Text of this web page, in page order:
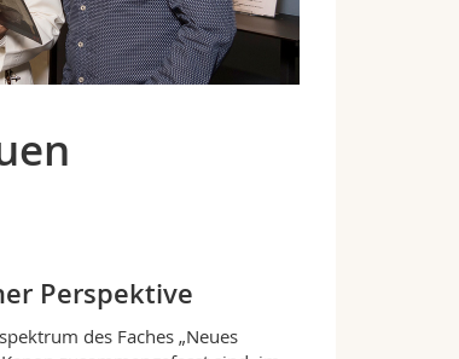
Perspektive
des Faches „Neues